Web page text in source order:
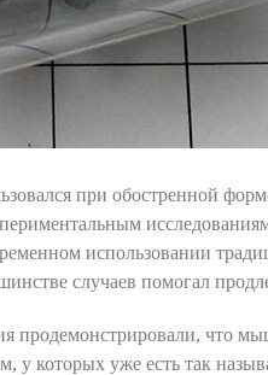
при обостренной
использовании
случаев помогал
продемонстрировали, что
у которых уже есть так